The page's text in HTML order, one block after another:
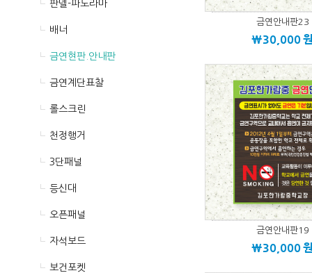
판넬-파노라마
배너
금연현판.안내판
금연계단표찰
롤스크린
천정행거
3단패널
등신대
오픈패널
자석보드
보건포켓
금연안내판23
\30,000
금연안내판19
\30,000